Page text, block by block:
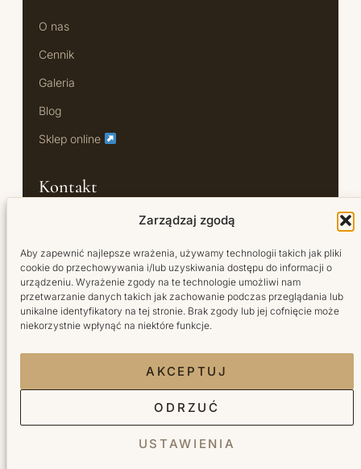
Zarządzaj zgodą
Aby zapewnić najlepsze wrażenia, używamy technologii takich jak pliki
cookie do przechowywania i/lub uzyskiwania dostępu do informacji o
urządzeniu. Wyrażenie zgody na te technologie umożliwi nam
przetwarzanie danych takich jak zachowanie podczas przeglądania lub
unikalne identyfikatory na tej stronie. Brak zgody lub jej cofnięcie może
niekorzystnie wpłynąć na niektóre funkcje.
AKCEPTUJ
ODRZUĆ
USTAWIENIA
O nas
Cennik
Galeria
Blog
Sklep online
Kontakt
Oś Królewska 18/U7
02-972 Warszawa
+48 791 444 749
Booksy →